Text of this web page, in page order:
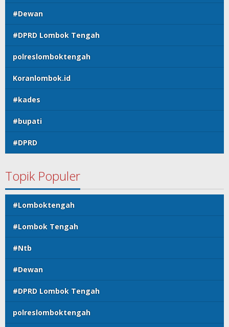
#Dewan
#DPRD Lombok Tengah
polreslomboktengah
Koranlombok.id
#kades
#bupati
#DPRD
Topik Populer
#Lomboktengah
#Lombok Tengah
#Ntb
#Dewan
#DPRD Lombok Tengah
polreslomboktengah